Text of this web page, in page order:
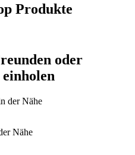
Produkte
oder
Nähe